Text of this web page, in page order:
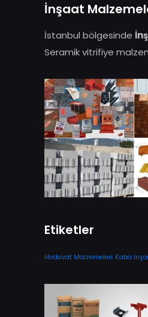
İnşaat
İstanbul bölgesinde
Seramik vitrifiye
Etiketler
Hırdavat Malzemeleri Kaba